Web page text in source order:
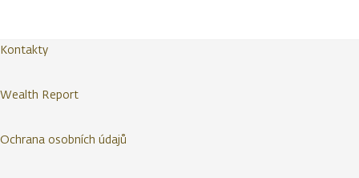
Kontakty
Wealth Report
Ochrana osobních údajů